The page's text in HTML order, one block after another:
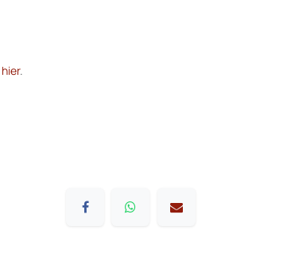
hier.